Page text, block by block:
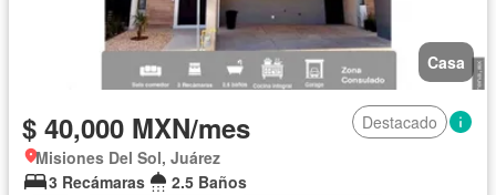
Casa
$ 40,000 MXN/mes
Destacado
Misiones Del Sol, Juárez
3 Recámaras
2.5 Baños